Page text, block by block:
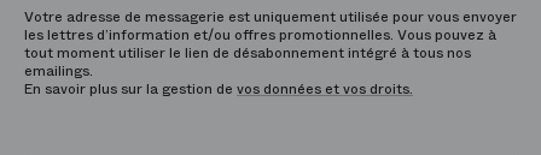
Votre adresse de messagerie est uniquement utilisée pour vous envoyer
les lettres d’information et/ou offres promotionnelles. Vous pouvez à
tout moment utiliser le lien de désabonnement intégré à tous nos
emailings.
En savoir plus sur la gestion de vos données et vos droits.